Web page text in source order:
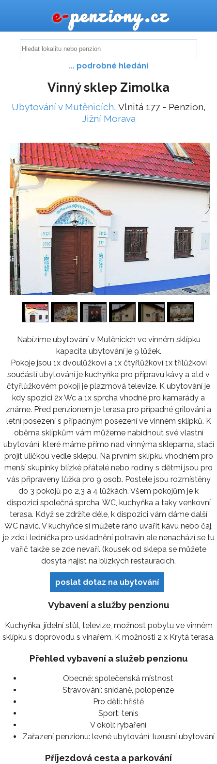
e-penziony.cz
... podrobné hledání
Vinný sklep Zimolka
Ubytování v Mutěnicích, Vlnitá 177 - Penzion,
Jižní Morava
1/16
Nabízíme ubytování v Mutěnicích ve vinném sklípku
kapacita ubytování je 9 lůžek.
Pokoje jsou 1x dvoulůžkoví a 1x čtyřlůžkoví 1x třílůžkoví
součástí ubytování je kuchyňka pro přípravu kávy a atd v
čtyřlůžkovém pokoji je plazmová televize. K ubytování je
kdy spozici 2x Wc a 1x sprcha vhodné pro kamarády a
známe. Před penzionem je terasa pro případné grilování a
letní posezení s případným posezení ve vinném sklípků. K
oběma sklípkům vám můžeme nabídnout své vlastní
ubytování, které máme přímo nad vinnýma sklepama, stačí
projít uličkou vedle sklepu. Na prvním sklípku vhodném pro
menší skupinky blízké přátelé nebo rodiny s dětmi jsou pro
vás připraveny lůžka pro 9 osob. Postele jsou rozmístěny
do 3 pokojů po 2,3 a 4 lůžkách. Všem pokojům je k
dispozici společná sprcha, WC, kuchyňka a taky venkovní
terasa. Když se zdržíte déle, k dispozici vám dáme další
WC navíc. V kuchyňce si můžete ráno uvařit kávu nebo čaj,
je zde i lednička pro uskladnění potravin ale nenachází se tu
vařič takže se zde nevaří. (kousek od sklepa se můžete
dosyta najíst na blízkých restauracích.
poslat dotaz na ubytování
Vybavení a služby penzionu
Kuchyňka, jídelní stůl, televize, možnost pobytu ve vinném
sklípku s doprovodu s vinařem. K možnosti 2 x Krytá terasa.
Přehled vybavení a služeb penzionu
Obecně: společenská místnost
Stravování: snídaně, polopenze
Pro děti: hřiště
Sport: tenis
V okolí: rybaření
Zařazení penzionu: levné ubytování, luxusní ubytování
Příjezdová cesta a parkování